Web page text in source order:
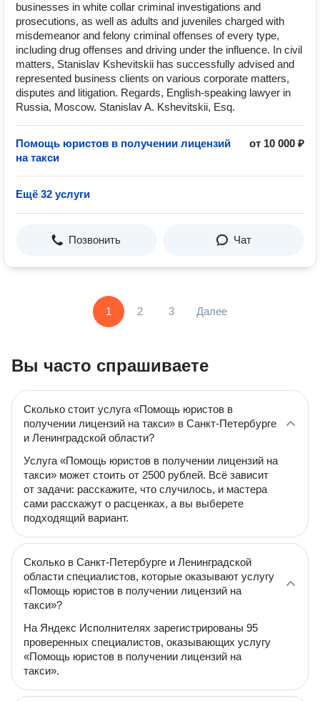
businesses in white collar criminal investigations and
prosecutions, as well as adults and juveniles charged with
misdemeanor and felony criminal offenses of every type,
including drug offenses and driving under the influence. In civil
matters, Stanislav Kshevitskii has successfully advised and
represented business clients on various corporate matters,
disputes and litigation. Regards, English-speaking lawyer in
Russia, Moscow. Stanislav A. Kshevitskii, Esq.
Помощь юристов в получении лицензий
на такси
от 10 000 ₽
Ещё 32 услуги
Позвонить Чат
1 2 3 Далее
Вы часто спрашиваете
Сколько стоит услуга «Помощь юристов в
получении лицензий на такси» в Санкт-Петербурге
и Ленинградской области?
Услуга «Помощь юристов в получении лицензий на
такси» может стоить от 2500 рублей. Всё зависит
от задачи: расскажите, что случилось, и мастера
сами расскажут о расценках, а вы выберете
подходящий вариант.
Сколько в Санкт-Петербурге и Ленинградской
области специалистов, которые оказывают услугу
«Помощь юристов в получении лицензий на
такси»?
На Яндекс Исполнителях зарегистрированы 95
проверенных специалистов, оказывающих услугу
«Помощь юристов в получении лицензий на
такси».